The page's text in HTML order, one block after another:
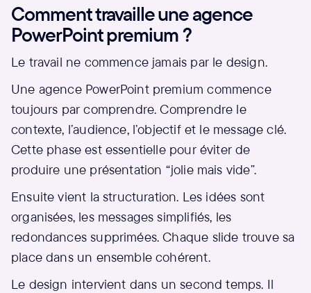
Comment travaille une agence
PowerPoint premium ?
Le travail ne commence jamais par le design.
Une agence PowerPoint premium commence
toujours par comprendre. Comprendre le
contexte, l’audience, l’objectif et le message clé.
Cette phase est essentielle pour éviter de
produire une présentation “jolie mais vide”.
Ensuite vient la structuration. Les idées sont
organisées, les messages simplifiés, les
redondances supprimées. Chaque slide trouve sa
place dans un ensemble cohérent.
Le design intervient dans un second temps. Il